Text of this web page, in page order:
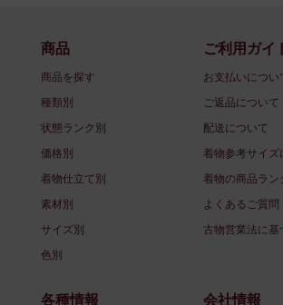
商品
商品を探す
種類別
状態ランク別
価格別
着物仕立て別
素材別
サイズ別
色別
ご利用ガイ
お支払いについ
ご返品について
配送について
着物参考サイズ
着物の商品ラン
よくあるご質問
古物営業法に基
各種情報 会社情報